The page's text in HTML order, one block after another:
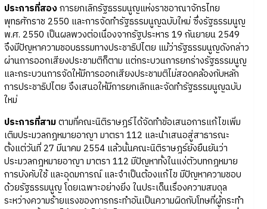
ประการที่สองการยกเลิกรัฐธรรมนูญแห่งราชอาณาจักรไทย
พุทธศักราช 2550 และการจัดทำรัฐธรรมนูญฉบับใหม่ ซึ่งรัฐธรรมนูญ
พ.ศ. 2550 เป็นผลพวงต่อเนื่องจากรัฐประหาร 19 กันยายน 2549
จึงมีปัญหาความชอบธรรมทางประชาธิปไตย แม้ว่ารัฐธรรมนูญดังกล่าว
ผ่านการออกเสียงประชามติก็ตาม แต่กระบวนการยกร่างรัฐธรรมนูญ
และกระบวนการจัดให้มีการออกเสียงประชามติไม่สอดคล้องกับหลัก
การประชาธิปไตย จึงเสนอให้มีการยกเลิกและจัดทำรัฐธรรมนูญฉบับ
ใหม่
ประการที่สามตามที่คณะนิติราษฎร์ได้จัดทำข้อเสนอการแก้ไขเพิ่ม
เติมประมวลกฎหมายอาญา มาตรา 112 และนำเสนอสู่สาธารณะ
ตั้งแต่วันที่ 27 มีนาคม 2554 แล้วนั้นคณะนิติราษฎร์ยังยืนยันว่า
ประมวลกฎหมายอาญา มาตรา 112 มีปัญหาทั้งในแง่ตัวบทกฎหมาย
การบังคับใช้ และอุดมการณ์ และจำเป็นต้องแก้ไข มีปัญหาความชอบ
ด้วยรัฐธรรมนูญ โดยเฉพาะอย่างยิ่ง ในประเด็นเรื่องความสมดุล
ระหว่างความร้ายแรงของการกระทำอันเป็นความผิดกับโทษที่ผู้กระทำ